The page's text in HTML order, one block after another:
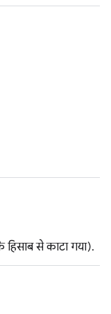
से काटा गया).